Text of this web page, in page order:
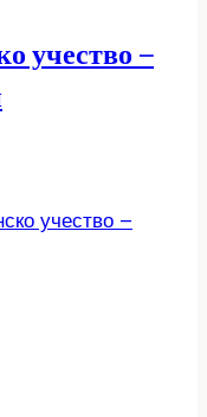
учество –
учество –